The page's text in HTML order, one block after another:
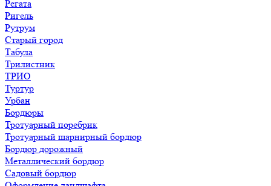
Регата
Ригель
Рутрум
Старый город
Табула
Трилистник
ТРИО
Туртур
Урбан
Бордюры
Тротуарный поребрик
Тротуарный шарнирный бордюр
Бордюр дорожный
Металлический бордюр
Садовый бордюр